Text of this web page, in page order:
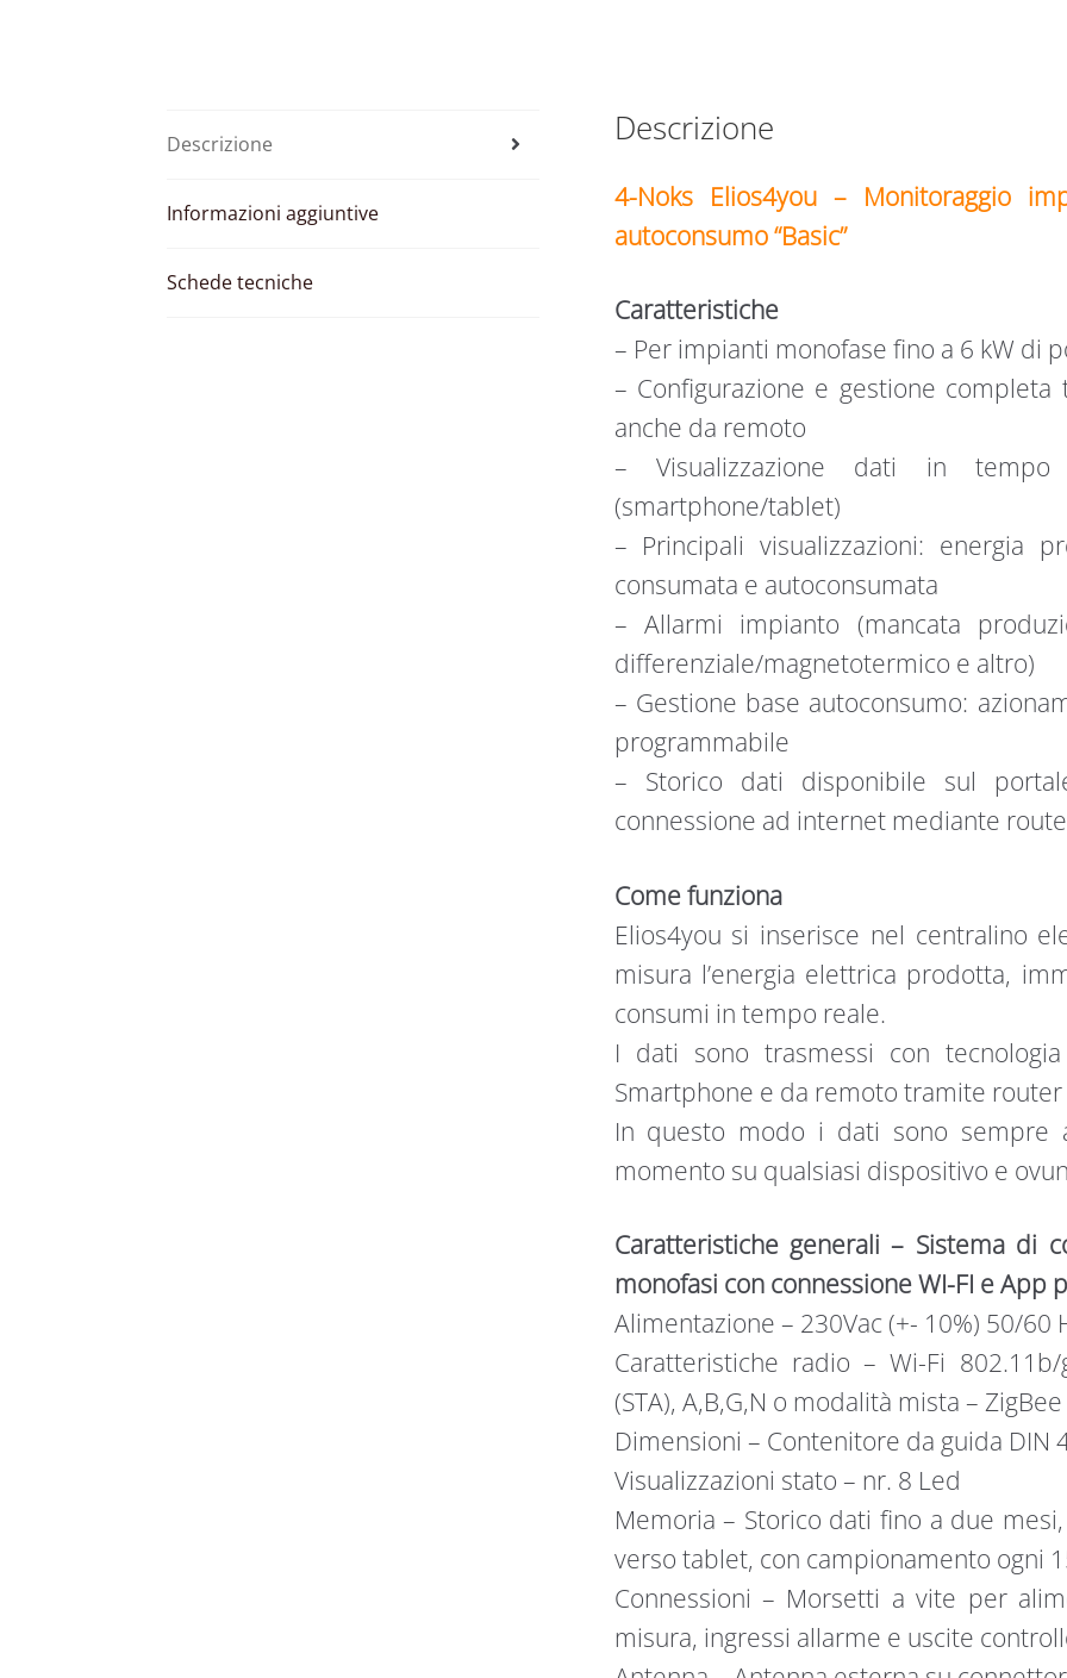
Descrizione
Informazioni aggiuntive
Schede tecniche
Descrizione
4-Noks Elios4you – Monitoraggio
autoconsumo “Basic”
Caratteristiche
– Per impianti monofase fino a 6 kW di
– Configurazione e gestione completa
anche da remoto
– Visualizzazione dati in
(smartphone/tablet)
– Principali visualizzazioni: energia
consumata e autoconsumata
– Allarmi impianto (mancata
differenziale/magnetotermico e altro)
– Gestione base autoconsumo:
programmabile
– Storico dati disponibile sul
connessione ad internet mediante
Come funziona
Elios4you si inserisce nel centralino
misura l’energia elettrica prodotta,
consumi in tempo reale.
I dati sono trasmessi con
Smartphone e da remoto tramite router
In questo modo i dati sono sempre
momento su qualsiasi dispositivo e
Caratteristiche generali – Sistema di
monofasi con connessione WI-FI e
Alimentazione – 230Vac (+- 10%) 50/60
Caratteristiche radio – Wi-Fi
(STA), A,B,G,N o modalità mista –
Dimensioni – Contenitore da guida DIN
Visualizzazioni stato – nr. 8 Led
Memoria – Storico dati fino a due
verso tablet, con campionamento ogni
Connessioni – Morsetti a vite per
misura, ingressi allarme e uscite